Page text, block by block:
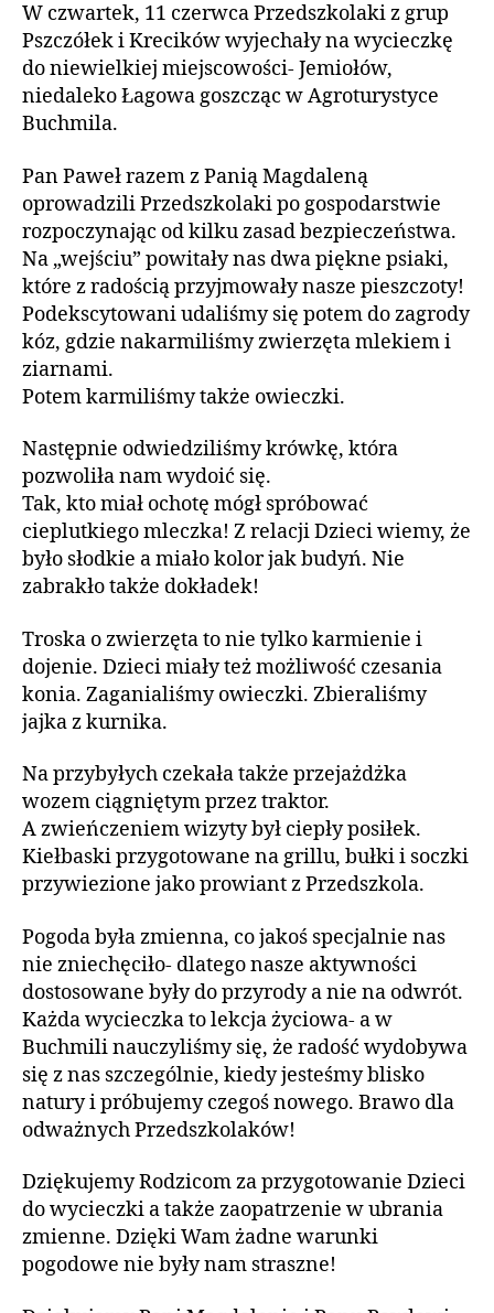
W czwartek, 11 czerwca Przedszkolaki z grup
Pszczółek i Krecików wyjechały na wycieczkę
do niewielkiej miejscowości- Jemiołów,
niedaleko Łagowa goszcząc w Agroturystyce
Buchmila.
Pan Paweł razem z Panią Magdaleną
oprowadzili Przedszkolaki po gospodarstwie
rozpoczynając od kilku zasad bezpieczeństwa.
Na „wejściu” powitały nas dwa piękne psiaki,
które z radością przyjmowały nasze pieszczoty!
Podekscytowani udaliśmy się potem do zagrody
kóz, gdzie nakarmiliśmy zwierzęta mlekiem i
ziarnami.
Potem karmiliśmy także owieczki.
Następnie odwiedziliśmy krówkę, która
pozwoliła nam wydoić się.
Tak, kto miał ochotę mógł spróbować
cieplutkiego mleczka! Z relacji Dzieci wiemy, że
było słodkie a miało kolor jak budyń. Nie
zabrakło także dokładek!
Troska o zwierzęta to nie tylko karmienie i
dojenie. Dzieci miały też możliwość czesania
konia. Zaganialiśmy owieczki. Zbieraliśmy
jajka z kurnika.
Na przybyłych czekała także przejażdżka
wozem ciągniętym przez traktor.
A zwieńczeniem wizyty był ciepły posiłek.
Kiełbaski przygotowane na grillu, bułki i soczki
przywiezione jako prowiant z Przedszkola.
Pogoda była zmienna, co jakoś specjalnie nas
nie zniechęciło- dlatego nasze aktywności
dostosowane były do przyrody a nie na odwrót.
Każda wycieczka to lekcja życiowa- a w
Buchmili nauczyliśmy się, że radość wydobywa
się z nas szczególnie, kiedy jesteśmy blisko
natury i próbujemy czegoś nowego. Brawo dla
odważnych Przedszkolaków!
Dziękujemy Rodzicom za przygotowanie Dzieci
do wycieczki a także zaopatrzenie w ubrania
zmienne. Dzięki Wam żadne warunki
pogodowe nie były nam straszne!